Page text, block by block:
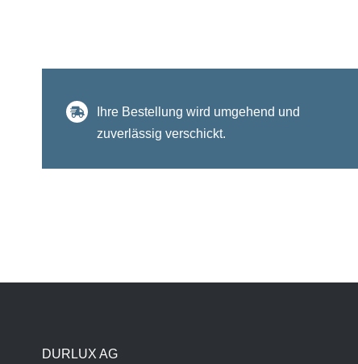
Ihre Bestellung wird umgehend und
zuverlässig verschickt.
DURLUX AG